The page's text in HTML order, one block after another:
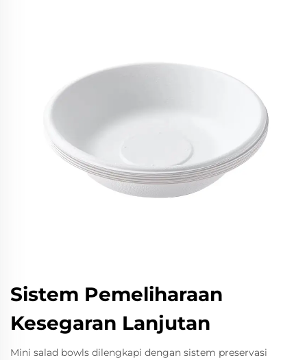
Sistem Pemeliharaan
Kesegaran Lanjutan
Mini salad bowls dilengkapi dengan sistem preservasi